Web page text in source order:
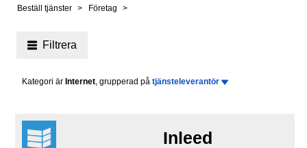
Beställ tjänster Företag
Filtrera
Kategori är Internet , grupperad på tjänsteleverantör
Inleed